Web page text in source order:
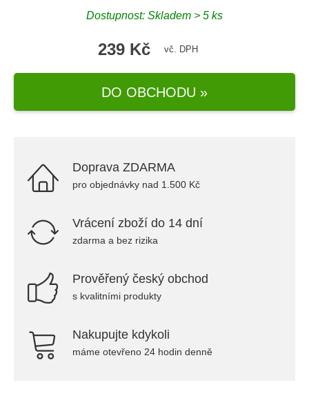
Dostupnost: Skladem > 5 ks
239 Kč vč. DPH
DO OBCHODU »
Doprava ZDARMA
pro objednávky nad 1.500 Kč
Vrácení zboží do 14 dní
zdarma a bez rizika
Prověřený český obchod
s kvalitními produkty
Nakupujte kdykoli
máme otevřeno 24 hodin denně